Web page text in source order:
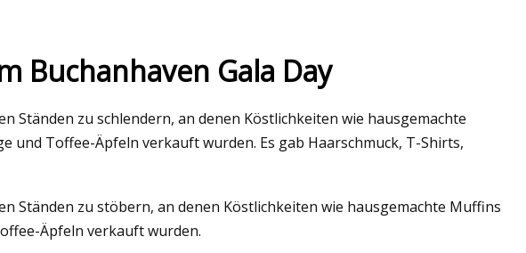
2023
Buchanhaven Gala Day
Ständen zu schlendern, an denen Köstlichkeiten wie hausgemachte
und Toffee-Äpfeln verkauft wurden. Es gab Haarschmuck, T-Shirts,
Ständen zu stöbern, an denen Köstlichkeiten wie hausgemachte Muffins
Äpfeln verkauft wurden.